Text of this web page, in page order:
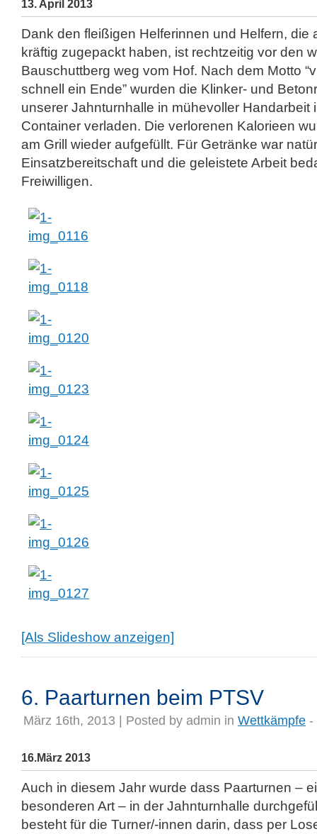
13. April 2013
Dank den fleißigen Helferinnen und Helfern, die
kräftig zugepackt haben, ist rechtzeitig vor den
Bauschuttberg weg vom Hof. Nach dem Motto
schnell ein Ende” wurden die Klinker- und
unserer Jahnturnhalle in mühevoller Handarbeit
Container verladen. Die verlorenen Kalorieen
am Grill wieder aufgefüllt. Für Getränke war
Einsatzbereitschaft und die geleistete Arbeit
Freiwilligen.
[Als Slideshow anzeigen]
6. Paarturnen beim PTSV
März 16th, 2013 | Posted by admin in Wettkämpfe -
16.März 2013
Auch in diesem Jahr wurde dass Paarturnen –
besonderen Art – in der Jahnturnhalle
besteht für die Turner/-innen darin, dass per